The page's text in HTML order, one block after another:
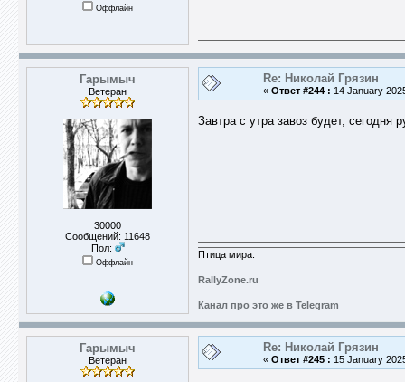
Оффлайн
Гарымыч
Ветеран
30000
Сообщений: 11648
Пол:
Оффлайн
Re: Николай Грязин
« Ответ #244 : 14 January
Завтра с утра завоз будет, сегодня
Птица мира.
RallyZone.ru
Канал про это же в Telegram
Гарымыч
Ветеран
Re: Николай Грязин
« Ответ #245 : 15 January